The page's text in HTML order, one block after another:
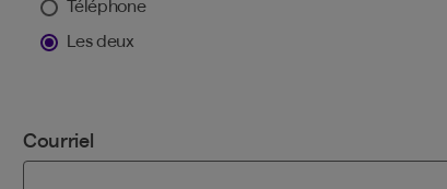
Téléphone
Les deux
Courriel